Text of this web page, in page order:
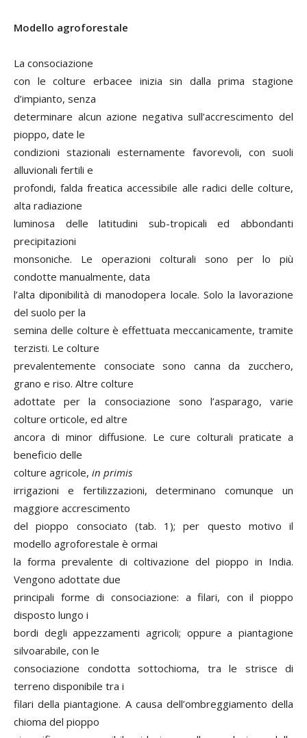
Modello agroforestale
La consociazione
con le colture erbacee inizia sin dalla prima stagione
d’impianto, senza
determinare alcun azione negativa sull’accrescimento del
pioppo, date le
condizioni stazionali esternamente favorevoli, con suoli
alluvionali fertili e
profondi, falda freatica accessibile alle radici delle colture,
alta radiazione
luminosa delle latitudini sub-tropicali ed abbondanti
precipitazioni
monsoniche. Le operazioni colturali sono per lo più
condotte manualmente, data
l’alta diponibilità di manodopera locale. Solo la lavorazione
del suolo per la
semina delle colture è effettuata meccanicamente, tramite
terzisti. Le colture
prevalentemente consociate sono canna da zucchero,
grano e riso. Altre colture
adottate per la consociazione sono l’asparago, varie
colture orticole, ed altre
ancora di minor diffusione. Le cure colturali praticate a
beneficio delle
colture agricole, in primis
irrigazioni e fertilizzazioni, determinano comunque un
maggiore accrescimento
del pioppo consociato (tab. 1); per questo motivo il
modello agroforestale è ormai
la forma prevalente di coltivazione del pioppo in India.
Vengono adottate due
principali forme di consociazione: a filari, con il pioppo
disposto lungo i
bordi degli appezzamenti agricoli; oppure a piantagione
silvoarabile, con le
consociazione condotta sottochioma, tra le strisce di
terreno disponibile tra i
filari della piantagione. A causa dell’ombreggiamento della
chioma del pioppo